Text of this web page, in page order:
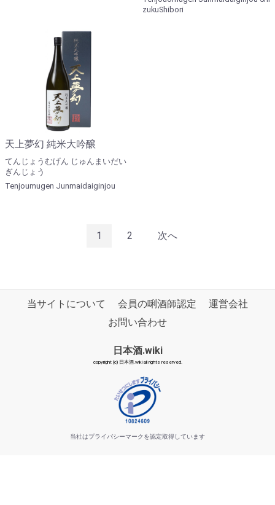
zukuShibori
天上夢幻 純米大吟醸
てんじょうむげん じゅんまいだい
ぎんじょう
Tenjoumugen Junmaidaiginjou
1 2 次へ
当サイトについて 会員の唎酒師認定
運営会社
お問い合わせ
日本酒.wiki
copyright (c) 日本酒.wiki all rights reserved.
当社はプライバシーマークを認定取得しています